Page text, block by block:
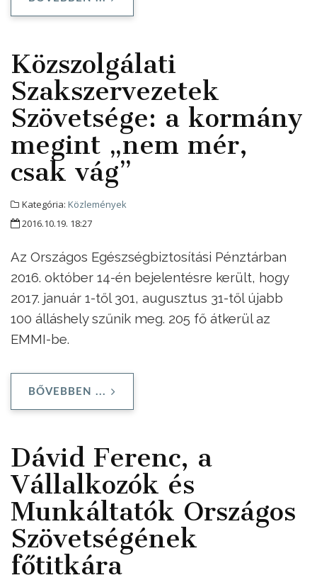
Közszolgálati
Szakszervezetek
Szövetsége: a kormány
megint „nem mér,
csak vág”
Kategória: Közlemények
2016.10.19. 18:27
Az Országos Egészségbiztosítási Pénztárban
2016. október 14-én bejelentésre került, hogy
2017. január 1-től 301, augusztus 31-től újabb
100 álláshely szűnik meg. 205 fő átkerül az
EMMI-be.
BŐVEBBEN ...
Dávid Ferenc, a
Vállalkozók és
Munkáltatók Országos
Szövetségének
főtitkára